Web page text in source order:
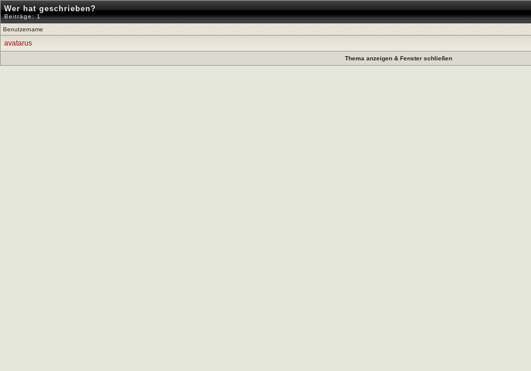
Wer hat geschrieben?
Beiträge: 1
Benutzername
avatarus
Thema anzeigen & Fenster schließen